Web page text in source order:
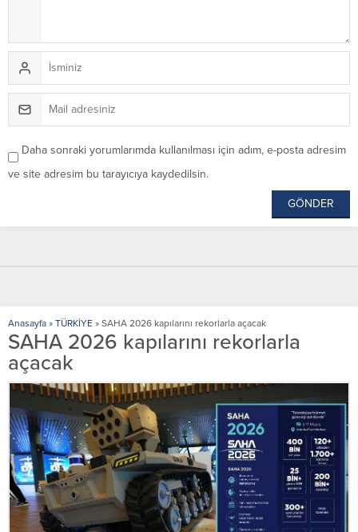
Daha sonraki yorumlarımda kullanılması için adım, e-posta adresim
ve site adresim bu tarayıcıya kaydedilsin.
Anasayfa » TÜRKİYE » SAHA 2026 kapılarını rekorlarla açacak
SAHA 2026 kapılarını rekorlarla
açacak